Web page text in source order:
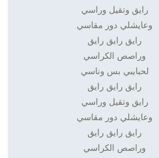
رايق وتقيل وراسي
وعايشلي دور مقاسي
رايق رايق رايق
وراصص الكراسي
لحبايبي بس وناسي
رايق رايق رايق
رايق وتقيل وراسي
وعايشلي دور مقاسي
رايق رايق رايق
وراصص الكراسي